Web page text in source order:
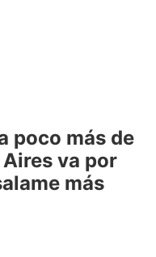
poco más de
va por
más